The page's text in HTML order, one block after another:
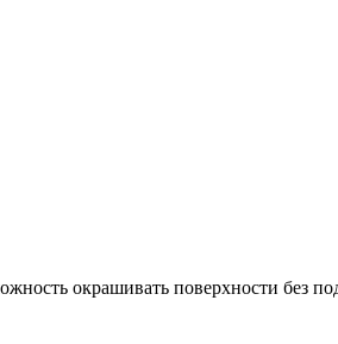
окрашивать поверхности без